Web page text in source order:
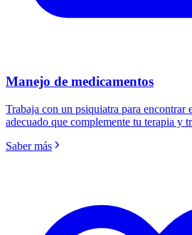
Manejo de medicamentos
Trabaja con un psiquiatra para encontrar
adecuado que complemente tu terapia y
Saber más